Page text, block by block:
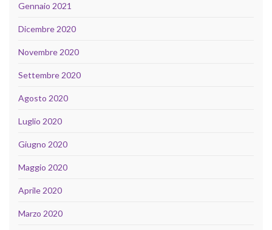
Gennaio 2021
Dicembre 2020
Novembre 2020
Settembre 2020
Agosto 2020
Luglio 2020
Giugno 2020
Maggio 2020
Aprile 2020
Marzo 2020